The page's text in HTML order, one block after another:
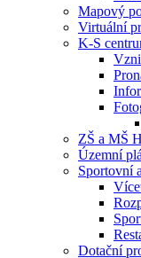
Mapový
Virtuální
K-S
ZŠ a MŠ
Územní
Sportovní
Dotační